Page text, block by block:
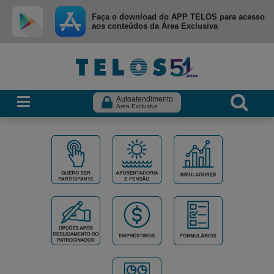
Ir para menu principal
Ir para conteúdo
Faça o download do APP TELOS para acesso
aos conteúdos da Área Exclusiva
Autoatendimento
Área Exclusiva